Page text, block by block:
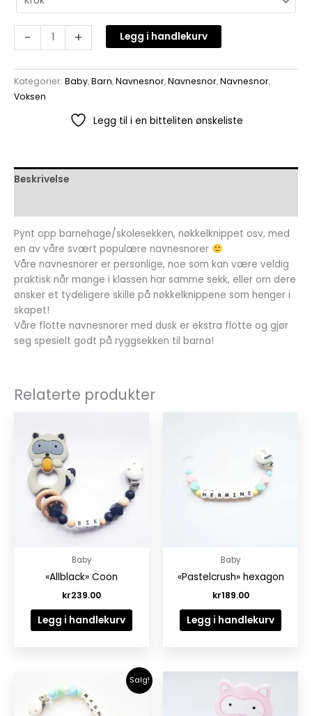
- + Legg i handlekurv
Kategorier: Baby,Barn,Navnesnor,Navnesnor,Navnesnor,
Voksen
Legg til i en bitteliten ønskeliste
Beskrivelse
Pynt opp barnehage/skolesekken, nøkkelknippet osv, med
en av våre svært populære navnesnorer
Våre navnesnorer er personlige, noe som kan være veldig
praktisk når mange i klassen har samme sekk, eller om dere
ønsker et tydeligere skille på nøkkelknippene som henger i
skapet!
Våre flotte navnesnorer med dusk er ekstra flotte og gjør
seg spesielt godt på ryggsekken til barna!
Relaterte produkter
Baby
«Allblack» Coon
kr239.00
Legg i handlekurv
Baby
«Pastelcrush» hexagon
kr189.00
Legg i handlekurv
Salg!
Opprinnelig
var:
kr229.00.
Nåværende
pris